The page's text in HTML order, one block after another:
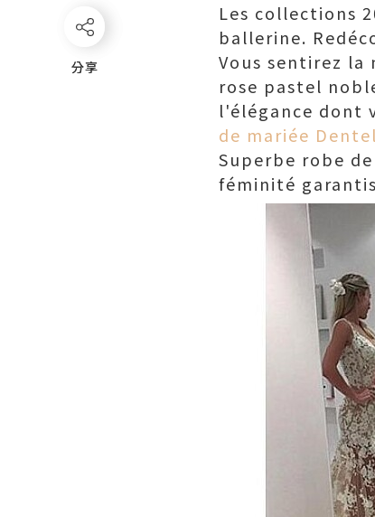
分享
Les collections
ballerine.
Vous sentirez la
rose pastel
l'élégance dont
de mariée
Superbe robe
féminité
分享